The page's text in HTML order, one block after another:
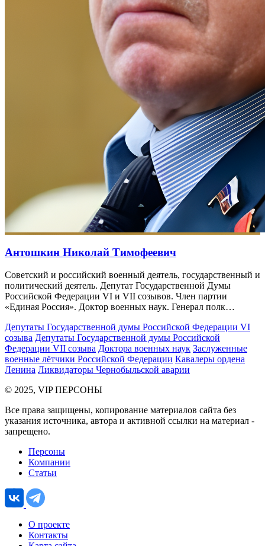
Антошкин Николай Тимофеевич
Советский и российский военный деятель, государственный и
политический деятель. Депутат Государственной Думы
Российской Федерации VI и VII созывов. Член партии
«Единая Россия». Доктор военных наук. Генерал полк…
Депутаты Государственной думы Российской Федерации VI
созыва Депутаты Государственной думы Российской
Федерации VII созыва Доктора военных наук Заслуженные
военные лётчики Российской Федерации Кавалеры ордена
Ленина Ликвидаторы Чернобыльской аварии
© 2025, VIP ПЕРСОНЫ
Все права защищены, копирование материалов сайта без
указания источника, автора и активной ссылки на материал -
запрещено.
Персоны
Компании
Статьи
О проекте
Контакты